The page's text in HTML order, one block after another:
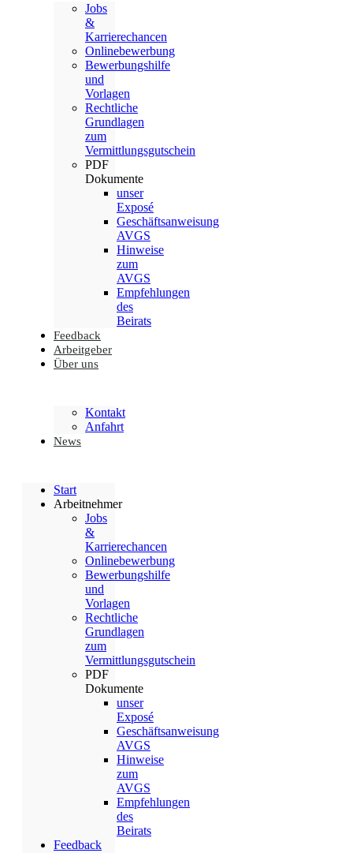
Jobs
&
Karrierechancen
Onlinebewerbung
Bewerbungshilfe
und
Vorlagen
Rechtliche
Grundlagen
zum
Vermittlungsgutschein
PDF
Dokumente
unser
Exposé
Geschäftsanweisung
AVGS
Hinweise
zum
AVGS
Empfehlungen
des
Beirats
Feedback
Arbeitgeber
Über uns
Kontakt
Anfahrt
News
Start
Arbeitnehmer
Jobs
&
Karrierechancen
Onlinebewerbung
Bewerbungshilfe
und
Vorlagen
Rechtliche
Grundlagen
zum
Vermittlungsgutschein
PDF
Dokumente
unser
Exposé
Geschäftsanweisung
AVGS
Hinweise
zum
AVGS
Empfehlungen
des
Beirats
Feedback